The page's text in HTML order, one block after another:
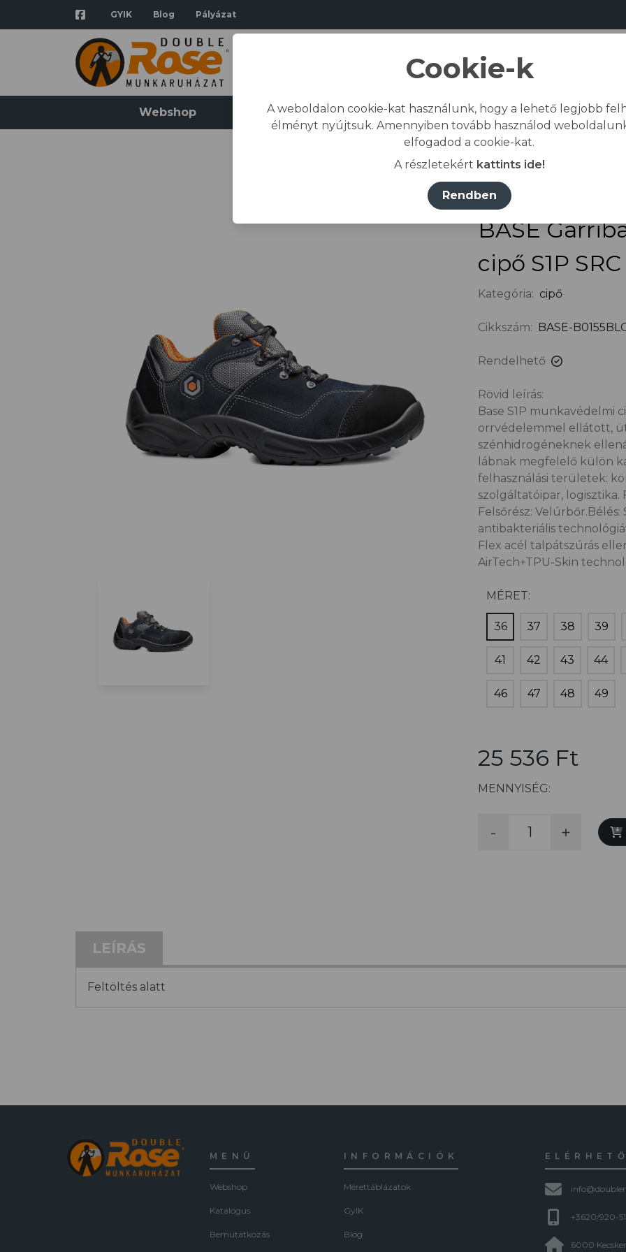
GYIK Blog Pályázat
Webshop Katalógus Bemutatkozás Gyártás
Összes termék / Lábvédelem
BASE
cipő S1P SRC
Kategória: cipő
Cikkszám: BASE-
Rendelhető
Rövid leírás:
Base S1P munkavédelmi
orrvédelemmel ellátott,
szénhidrogéneknek
lábnak megfelelő külön
felhasználási területek:
szolgáltatóipar, logisztika.
Felsőrész:
antibakteriális
Flex acél talpátszúrás
AirTech+TPU-Skin
MÉRET:
36 37 38 39
41 42 43 44
46 47 48 49
25 536 Ft
MENNYISÉG:
- +
LEÍRÁS
Feltöltés alatt
MENÜ
Webshop
Katalógus
Bemutatkozás
INFORMÁCIÓK
Mérettáblázatok
GyIK
Blog
+3620/920-
6000
Cookie-k
A weboldalon cookie-kat használunk, hogy a lehető legjobb
élményt nyújtsuk. Amennyiben tovább használod
elfogadod a cookie-kat.
A részletekért kattints ide!
Rendben